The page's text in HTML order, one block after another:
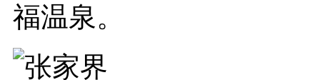
福温泉。